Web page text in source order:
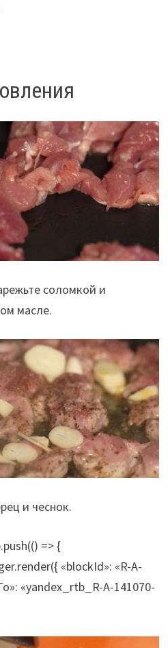
соломкой и
масле.
и чеснок.
=> {
«blockId»: «R-A-
«yandex_rtb_R-A-141070-